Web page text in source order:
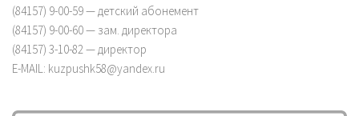
(84157) 9-00-59 — детский абонемент
(84157) 9-00-60 — зам. директора
(84157) 3-10-82 — директор
E-MAIL: kuzpushk58@yandex.ru